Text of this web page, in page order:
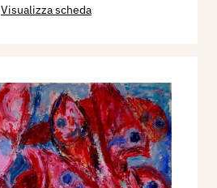
Visualizza scheda